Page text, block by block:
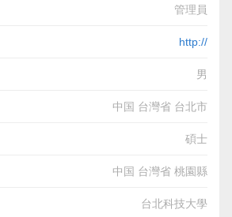
管理員
http://
男
中国 台灣省 台北市
碩士
中国 台灣省 桃園縣
台北科技大學